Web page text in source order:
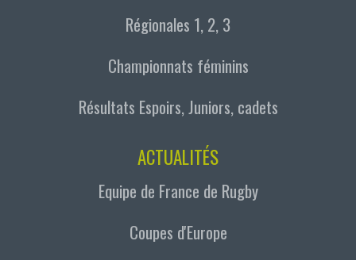
Régionales 1, 2, 3
Championnats féminins
Résultats Espoirs, Juniors, cadets
ACTUALITÉS
Equipe de France de Rugby
Coupes d'Europe